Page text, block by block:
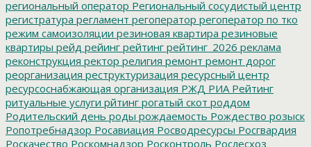
региональный оператор Региональный сосудистый центр
регистратура регламент регоператор регоператор по тко
режим самоизоляции резиновая квартира резиновые
квартиры рейд рейинг рейтинг рейтинг_2026 реклама
реконструкция ректор религия ремонт ремонт дорог
реорганизация реструктуризация ресурсный центр
ресурсоснабжающая организация РЖД РИА Рейтинг
ритуальные услуги рйтинг рогатый скот роддом
Родительский день роды рождаемость Рождество розыск
Ропотребнадзор Росавиация Росводресурсы Росгвардия
Роскачество Роскомнадзор Росконтроль Рослесхоз